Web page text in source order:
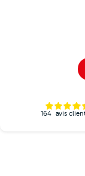
164 avis